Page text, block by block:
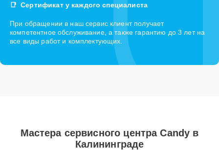
Сертификат у каждого специалиста
При обращении в наш сервис клиент получает
компетентное обслуживание, а также гарантию до 3 лет на
все виды работ и комплектующих.
Мастера сервисного центра Candy в
Калининграде